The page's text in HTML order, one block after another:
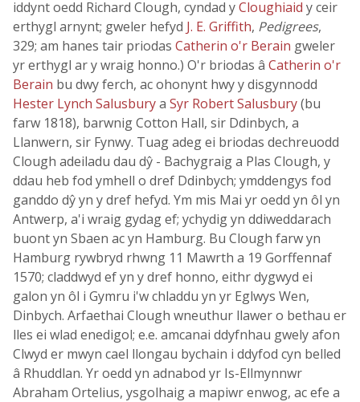
iddynt oedd Richard Clough, cyndad yCloughiaid y ceir
erthygl arnynt; gweler hefyd J. E. Griffith, Pedigrees,
329; am hanes tair priodas Catherin o'r Berain gweler
yr erthygl ar y wraig honno.) O'r briodas â Catherin o'r
Berain bu dwy ferch, ac ohonynt hwy y disgynnodd
Hester Lynch Salusburya Syr Robert Salusbury(bu
farw 1818), barwnig Cotton Hall, sir Ddinbych, a
Llanwern, sir Fynwy. Tuag adeg ei briodas dechreuodd
Clough adeiladu dau dŷ - Bachygraig a Plas Clough, y
ddau heb fod ymhell o dref Ddinbych; ymddengys fod
ganddo dŷ yn y dref hefyd. Ym mis Mai yr oedd yn ôl yn
Antwerp, a'i wraig gydag ef; ychydig yn ddiweddarach
buont yn Sbaen ac yn Hamburg. Bu Clough farw yn
Hamburg rywbryd rhwng 11 Mawrth a 19 Gorffennaf
1570; claddwyd ef yn y dref honno, eithr dygwyd ei
galon yn ôl i Gymru i'w chladdu yn yr Eglwys Wen,
Dinbych. Arfaethai Clough wneuthur llawer o bethau er
lles ei wlad enedigol; e.e. amcanai ddyfnhau gwely afon
Clwyd er mwyn cael llongau bychain i ddyfod cyn belled
â Rhuddlan. Yr oedd yn adnabod yr Is-Ellmynnwr
Abraham Ortelius, ysgolhaig a mapiwr enwog, ac efe a